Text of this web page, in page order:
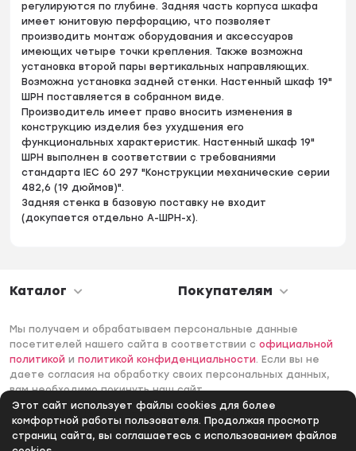
Этот сайт использует файлы cookies для более
комфортной работы пользователя. Продолжая просмотр
страниц сайта, вы соглашаетесь с использованием файлов
регулируются по глубине. Задняя часть корпуса шкафа
имеет юнитовую перфорацию, что позволяет
производить монтаж оборудования и аксессуаров
имеющих четыре точки крепления. Также возможна
установка второй пары вертикальных направляющих.
Возможна установка задней стенки. Настенный шкаф 19"
ШРН поставляется в собранном виде.
Производитель имеет право вносить изменения в
конструкцию изделия без ухудшения его
функциональных характеристик. Настенный шкаф 19"
ШРН выполнен в соответствии с требованиями
стандарта IEC 60 297 "Конструкции механические серии
482,6 (19 дюймов)".
Задняя стенка в базовую поставку не входит
(докупается отдельно А-ШРН-х).
Каталог Покупателям
Мы получаем и обрабатываем персональные данные
посетителей нашего сайта в соответствии софициальной
политикой иполитикой конфиденциальности. Если вы не
даете согласия на обработку своих персональных данных,
вам необходимо покинуть наш сайт.
© 2006 -2026 Интернет-магазин Лантек. Все права
защищены.